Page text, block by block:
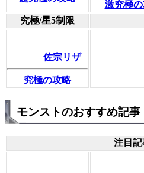
激究極
究極/星5制限
佐宗リザ
究極の攻略
モンストのおすすめ記事
注目記